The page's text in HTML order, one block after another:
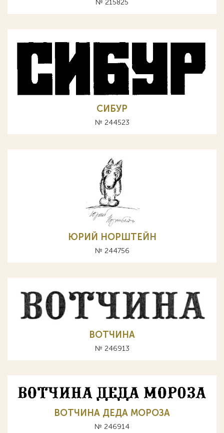
№ 215825
СИБУР
№ 244523
ЮРИЙ НОРШТЕЙН
№ 244756
ВОТЧИНА
№ 246913
ВОТЧИНА ДЕДА МОРОЗА
№ 246914